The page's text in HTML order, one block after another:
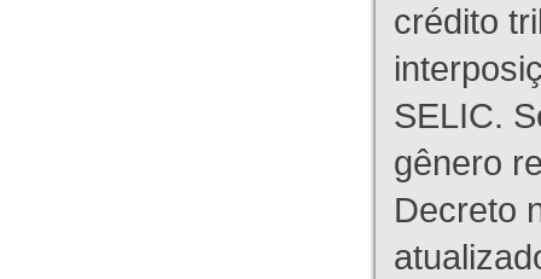
crédito
SELIC.
gênero
Decreto